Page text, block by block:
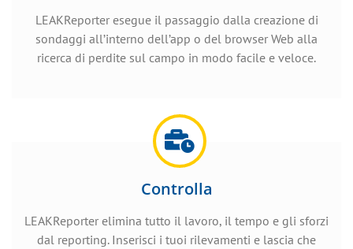
LEAKReporter esegue il passaggio dalla creazione di
sondaggi all’interno dell’app o del browser Web alla
ricerca di perdite sul campo in modo facile e veloce.
Controlla
LEAKReporter elimina tutto il lavoro, il tempo e gli sforzi
dal reporting. Inserisci i tuoi rilevamenti e lascia che